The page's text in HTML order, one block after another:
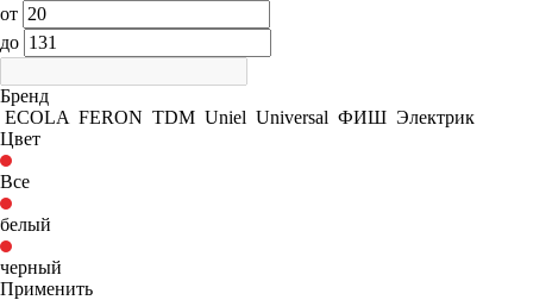
от
до
Бренд
ECOLA FERON TDM Uniel Universal ФИШ Электрик
Цвет
Все
белый
черный
Применить